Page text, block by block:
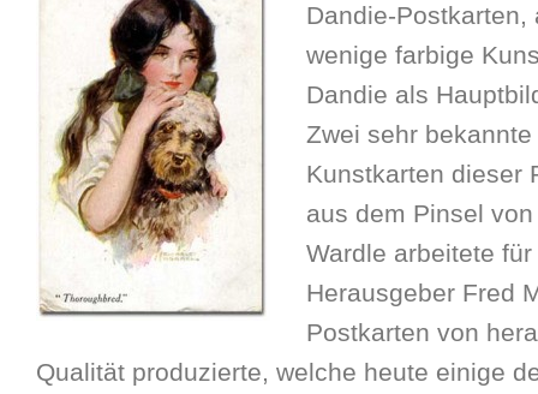
Dandie-Postkarten,
wenige farbige
Dandie als
Zwei sehr
Kunstkarten dieser
aus dem Pinsel
Wardle arbeitete
Herausgeber Fred
Postkarten von
Qualität produzierte, welche heute einige